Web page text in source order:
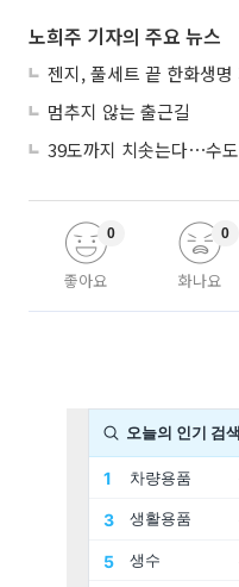
노희주 기자의 주요 뉴스
멈추지 않는 출근길
39도까지 치솟는다⋯수
좋아요
0
화나요
0